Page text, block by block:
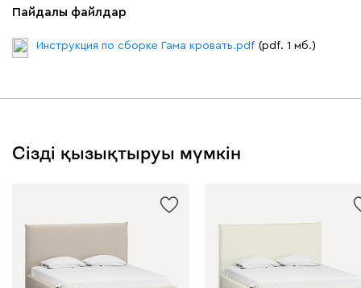
Пайдалы файлдар
Инструкция по сборке Гама кровать.pdf (pdf. 1 мб.)
Сізді қызықтыруы мүмкін